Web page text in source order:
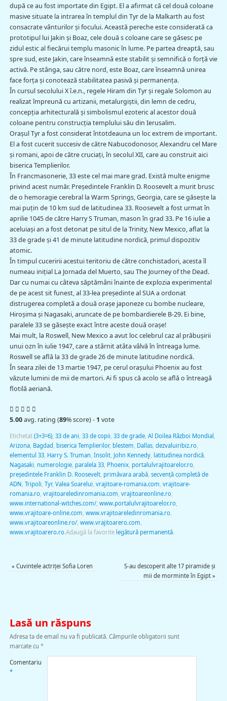
după ce au fost importate din Egipt. El a afirmat că cel două coloane
masive situate la intrarea în templul din Tyr de la Malkarth au fost
consacrate vânturilor şi focului. Această pereche este considerată ca
prototipul lui Jakin şi Boaz, cele două s coloane care se găsesc pe
zidul estic al fiecărui templu masonic în lume. Pe partea dreaptă, sau
spre sud, este Jakin, care înseamnă este stabilit şi semnifică o forţă vie
activă. Pe stânga, sau către nord, este Boaz, care înseamnă unirea
face forţa şi conotează stabilitatea pasivă şi permanenţa.
În cursul secolului X î.e.n., regele Hiram din Tyr şi regale Solomon au
realizat împreună cu artizanii, metalurgiştii, din lemn de cedru,
concepţia arhitecturală şi simbolismul ezoteric al acestor două
coloane pentru construcţia templului său din Ierusalim.
Oraşul Tyr a fost considerat întotdeauna un loc extrem de important.
El a fost cucerit succesiv de către Nabucodonosor, Alexandru cel Mare
şi romani, apoi de către cruciaţi, în secolul XII, care au construit aici
biserica Templierilor.
În Francmasonerie, 33 este cel mai mare grad. Există multe enigme
privind acest număr. Preşedintele Franklin D. Roosevelt a murit brusc
de o hemoragie cerebral la Warm Springs, Georgia, care se găseşte la
mai puţin de 10 km sud de latitudinea 33. Roosevelt a fost urmat în
aprilie 1045 de către Harry S Truman, mason în grad 33. Pe 16 iulie a
aceluiaşi an a fost detonat pe situl de la Trinity, New Mexico, aflat la
33 de grade şi 41 de minute latitudine nordică, primul dispozitiv
atomic.
În timpul cuceririi acestui teritoriu de către conchistadori, acesta îl
numeau iniţial La Jornada del Muerto, sau The Journey of the Dead.
Dar cu numai cu câteva săptămâni înainte de explozia experimental
de pe acest sit funest, al 33-lea preşedinte al SUA a ordonat
distrugerea completă a două oraşe japoneze cu bombe nucleare,
Hiroşima şi Nagasaki, aruncate de pe bombardierele B-29. Ei bine,
paralele 33 se găseşte exact între aceste două oraşe!
Mai mult, la Roswell, New Mexico a avut loc celebrul caz al prăbuşirii
unui ozn în iulie 1947, care a stârnit atâta vâlvă în întreaga lume.
Roswell se află la 33 de grade 26 de minute latitudine nordică.
În seara zilei de 13 martie 1947, pe cerul oraşului Phoenix au fost
văzute lumini de mii de martori. Ai fi spus că acolo se află o întreagă
flotilă aeriană.
5.00avg. rating (89% score) - 1 vote
Etichetat (3+3=6), 33 de ani, 33 de copii, 33 de grade, Al Doilea Război Mondial ,
Arizona, Bagdad, biserica Templierilor, blestem, Dallas, dezvaluiribiz.ro,
elementul 33, Harry S. Truman, Insolit, John Kennedy, latitudinea nordică,
Nagasaki, numerologie, paralela 33, Phoenix, portalulvrajitoarelor.ro,
preşedintele Franklin D. Roosevelt, primăvara arabă, secvenţă completă de
ADN, Tripoli, Tyr, Valea Soarelui, vrajitoare-romania.com, vrajitoare-
romania.ro, vrajitoareledinromania.com, vrajitoareonline.ro,
www.international-witches.com/, www.portalulvrajitoarelor.ro,
www.vrajitoare-online.com, www.vrajitoareledinromania.ro,
www.vrajitoareonline.ro/, www.vrajitoarero.com,
www.vrajitoarero.ro.Adaugă la favorite legătură permanentă.
« Cuvintele actriţei Sofia Loren
S-au descoperit alte 17 piramide şi
mii de morminte în Egipt»
Lasă un răspuns
Adresa ta de email nu va fi publicată. Câmpurile obligatorii sunt
marcate cu *
Comentariu
*